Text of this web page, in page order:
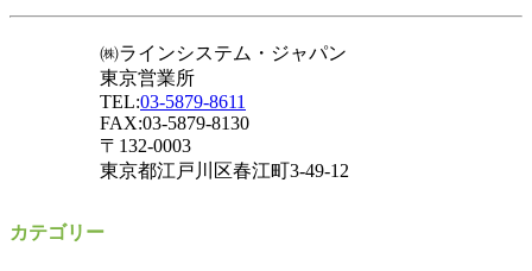
㈱ラインシステム・ジャパン
東京営業所
TEL:03-5879-8611
FAX:03-5879-8130
〒132-0003
東京都江戸川区春江町3-49-12
カテゴリー